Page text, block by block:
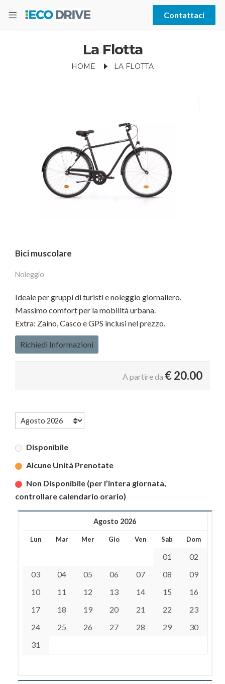
Contattaci
La Flotta
HOME LA FLOTTA
Bici muscolare
Noleggio
Ideale per gruppi di turisti e noleggio giornaliero.
Massimo comfort per la mobilità urbana.
Extra: Zaino, Casco e GPS inclusi nel prezzo.
Richiedi Informazioni
A partire da €20.00
Disponibile
Alcune Unità Prenotate
Non Disponibile (per l’intera giornata,
controllare calendario orario)
Agosto 2026
Lun Mar Mer Gio Ven Sab Dom
01
02
03
04 05 06 07 08
09
10
11 12 13 14 15
16
17
18 19 20 21 22
23
24
25 26 27 28 29
30
31